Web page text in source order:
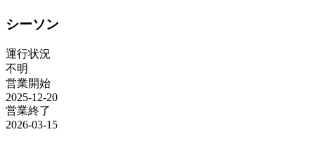
シーソン
運行状況
不明
営業開始
2025-12-20
営業終了
2026-03-15